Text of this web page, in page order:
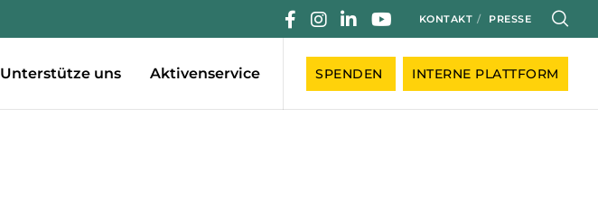
KONTAKT PRESSE
SPENDEN INTERNE PLATTFORM
Unterstütze uns Aktivenservice